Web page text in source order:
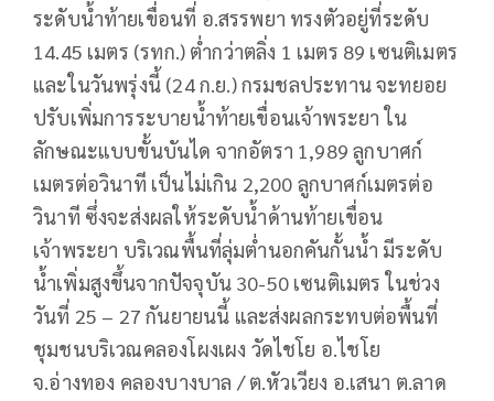
ระดับน้ำท้ายเขื่อนที่ อ.สรรพยา ทรงตัวอยู่ที่ระดับ
14.45 เมตร (รทก.) ต่ำกว่าตลิ่ง 1 เมตร 89 เซนติเมตร
และในวันพรุ่งนี้ (24 ก.ย.) กรมชลประทาน จะทยอย
ปรับเพิ่มการระบายน้ำท้ายเขื่อนเจ้าพระยา ใน
ลักษณะแบบขั้นบันได จากอัตรา 1,989 ลูกบาศก์
เมตรต่อวินาที เป็นไม่เกิน 2,200 ลูกบาศก์เมตรต่อ
วินาที ซึ่งจะส่งผลให้ระดับน้ำด้านท้ายเขื่อน
เจ้าพระยา บริเวณพื้นที่ลุ่มต่ำนอกคันกั้นน้ำ มีระดับ
น้ำเพิ่มสูงขึ้นจากปัจจุบัน 30-50 เซนติเมตร ในช่วง
วันที่ 25 – 27 กันยายนนี้ และส่งผลกระทบต่อพื้นที่
ชุมชนบริเวณคลองโผงเผง วัดไชโย อ.ไชโย
จ.อ่างทอง คลองบางบาล / ต.หัวเวียง อ.เสนา ต.ลาด